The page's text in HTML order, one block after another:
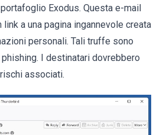
Exodus. Questa e-mail
a una pagina ingannevole creata
personali. Tali truffe sono
I destinatari dovrebbero
associati.